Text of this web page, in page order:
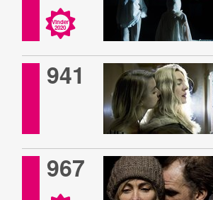
Vinder
2020
941
967